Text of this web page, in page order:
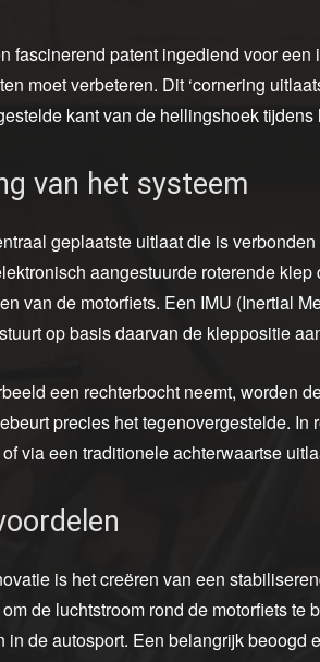
fascinerend patent ingediend voor
moet verbeteren. Dit ‘cornering
kant van de hellingshoek tijdens
van het systeem
geplaatste uitlaat die is
aangestuurde roterende
van de motorfiets. Een IMU (Inertial
op basis daarvan de kleppositie
een rechterbocht neemt, worden
precies het tegenovergestelde. In
via een traditionele achterwaartse
is het creëren van een
de luchtstroom rond de motorfiets te
de autosport. Een belangrijk beoogd